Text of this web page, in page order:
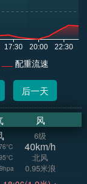
配重流速
后一天
风
6级
40km/h
北风
0.95米浪